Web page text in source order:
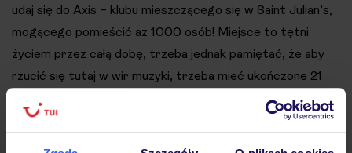
udaj się do Axis – klubu mieszczącego się w Saint Julian’s,
mogącego pomieścić aż 1000 osób! Miejsce to tętni
życiem przez całą dobę, trzeba jednak pamiętać, że aby
rzucić się tutaj w wir muzyki, trzeba mieć ukończone 21
Agnieszka Słupecka